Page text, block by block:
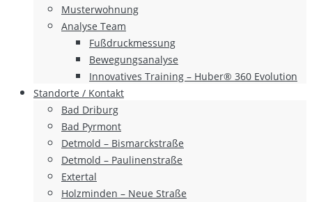
Musterwohnung
Analyse Team
Fußdruckmessung
Bewegungsanalyse
Innovatives Training – Huber® 360 Evolution
Standorte / Kontakt
Bad Driburg
Bad Pyrmont
Detmold – Bismarckstraße
Detmold – Paulinenstraße
Extertal
Holzminden – Neue Straße